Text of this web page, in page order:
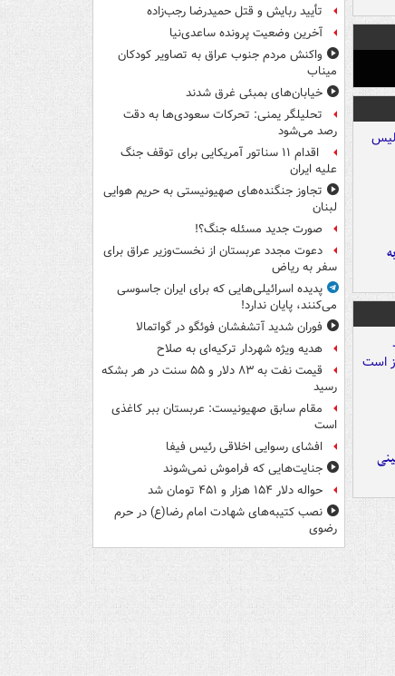
تأیید ربایش و قتل حمیدرضا رجب‌زاده
آخرین وضعیت پرونده ساعدی‌نیا
واکنش مردم جنوب عراق به تصاویر کودکان
میناب
خیابان‌های بمبئی غرق شدند
تحلیلگر یمنی: تحرکات سعودی‌ها به دقت
رصد می‌شود
اقدام ۱۱ سناتور آمریکایی برای توقف جنگ
علیه ایران
تجاوز جنگنده‌های صهیونیستی به حریم هوایی
لبنان
صورت جدید مسئله جنگ؟!
دعوت مجدد عربستان از نخست‌وزیر عراق برای
سفر به ریاض
پدیده اسرائیلی‌هایی که برای ایران جاسوسی
می‌کنند، پایان ندارد!
فوران شدید آتشفشان فوئگو در گواتمالا
هدیه ویژه شهردار ترکیه‌ای به صلاح
قیمت نفت به ۸۳ دلار و ۵۵ سنت در هر بشکه
رسید
مقام سابق صهیونیست: عربستان ببر کاغذی
است
افشای رسوایی اخلاقی رئیس فیفا
جنایت‌هایی که فراموش نمی‌شوند
حواله دلار ۱۵۴ هزار و ۴۵۱ تومان شد
نصب کتیبه‌های شهادت امام رضا(ع) در حرم
رضوی